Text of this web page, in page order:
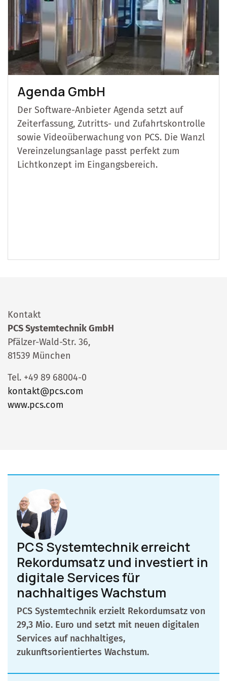
Agenda GmbH
Der Software-Anbieter Agenda setzt auf
Zeiterfassung, Zutritts- und Zufahrtskontrolle
sowie Videoüberwachung von PCS. Die Wanzl
Vereinzelungsanlage passt perfekt zum
Lichtkonzept im Eingangsbereich.
Kontakt
PCS Systemtechnik GmbH
Pfälzer-Wald-Str. 36,
81539 München
Tel. +49 89 68004-0
kontakt@pcs.com
www.pcs.com
PCS Systemtechnik erreicht
Rekordumsatz und investiert in
digitale Services für
nachhaltiges Wachstum
PCS Systemtechnik erzielt Rekordumsatz von
29,3 Mio. Euro und setzt mit neuen digitalen
Services auf nachhaltiges,
zukunftsorientiertes Wachstum.